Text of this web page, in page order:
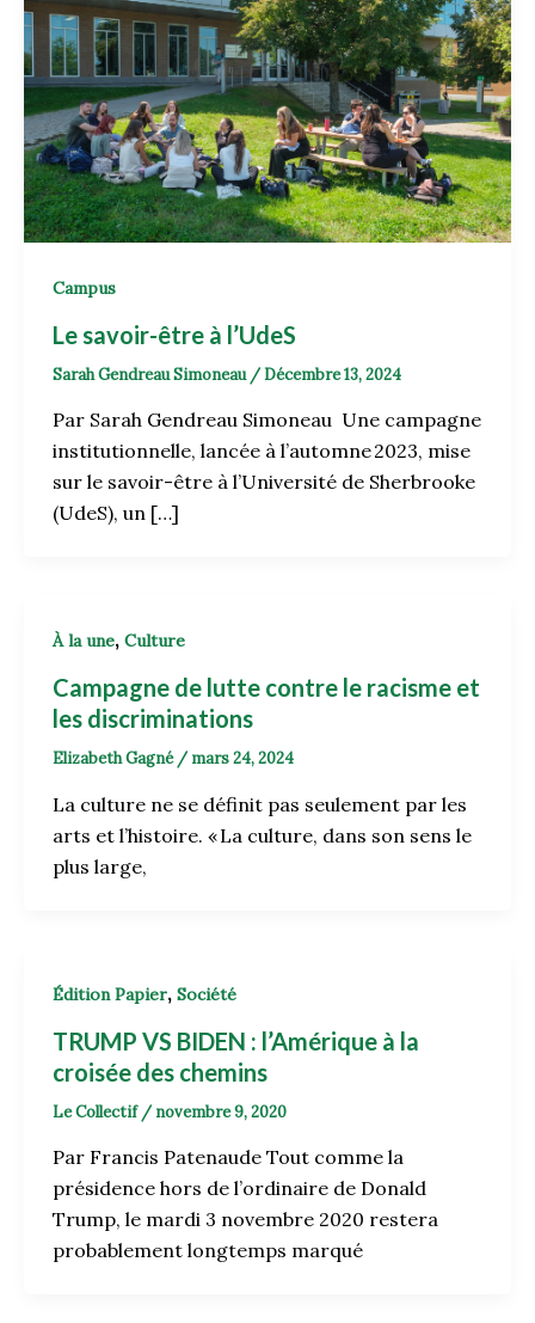
Campus
Le savoir-être à l’UdeS
Sarah Gendreau Simoneau /Décembre 13, 2024
Par Sarah Gendreau Simoneau Une campagne
institutionnelle, lancée à l’automne 2023, mise
sur le savoir-être à l’Université de Sherbrooke
(UdeS), un […]
À la une, Culture
Campagne de lutte contre le racisme et
les discriminations
Elizabeth Gagné / mars 24, 2024
La culture ne se définit pas seulement par les
arts et l’histoire. « La culture, dans son sens le
plus large,
Édition Papier, Société
TRUMP VS BIDEN : l’Amérique à la
croisée des chemins
Le Collectif / novembre 9, 2020
Par Francis Patenaude Tout comme la
présidence hors de l’ordinaire de Donald
Trump, le mardi 3 novembre 2020 restera
probablement longtemps marqué